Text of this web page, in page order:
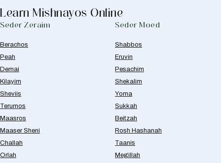
Learn Mishnayos Online
Seder Zeraim
Berachos
Peah
Demai
Kilayim
Sheviis
Terumos
Maasros
Maaser Sheni
Challah
Orlah
Seder Moed
Shabbos
Eruvin
Pesachim
Shekalim
Yoma
Sukkah
Beitzah
Rosh Hashanah
Taanis
Megillah